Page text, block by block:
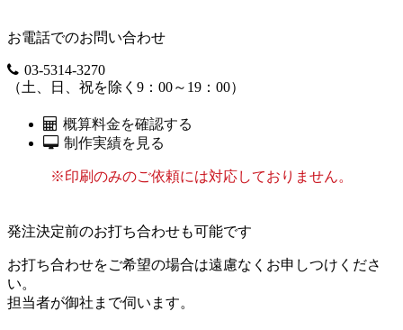
お電話でのお問い合わせ
03-5314-3270
（土、日、祝を除く9：00～19：00）
概算料金を確認する
制作実績を見る
※印刷のみのご依頼には対応しておりません。
発注決定前のお打ち合わせも可能です
お打ち合わせをご希望の場合は遠慮なくお申しつけくださ
い。
担当者が御社まで伺います。